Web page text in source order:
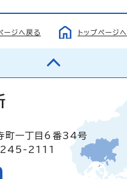
ージへ戻る トップページ
町一丁目6番34号
245-2111